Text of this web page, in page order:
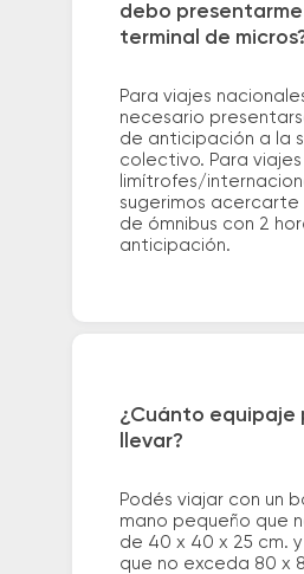
debo
terminal de
Para viajes
necesario
de anticipación a la
colectivo. Para
limítrofes/
sugerimos acercarte
de ómnibus con 2
anticipación.
¿Cuánto equipaje
llevar?
Podés viajar con un
mano pequeño que
de 40 x 40 x 25 cm.
que no exceda 80 x